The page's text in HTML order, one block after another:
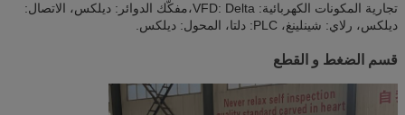
تجارية المكونات الكهربائية: VFD: Delta،مفكّك الدوائر: ديلكس، الاتصال:
ديلكس، رلاي: شينلينغ، PLC: دلتا، المحول: ديلكس.
قسم الضغط و القطع